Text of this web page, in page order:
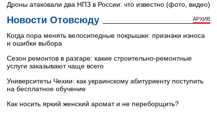
Дроны атаковали два НПЗ в России: что известно (фото, видео)
Новости Отовсюду АРХИВ
Когда пора менять велосипедные покрышки: признаки износа
и ошибки выбора
Сезон ремонтов в разгаре: какие строительно-ремонтные
услуги заказывают чаще всего
Университеты Чехии: как украинскому абитуриенту поступить
на бесплатное обучение
Как носить яркий женский аромат и не переборщить?